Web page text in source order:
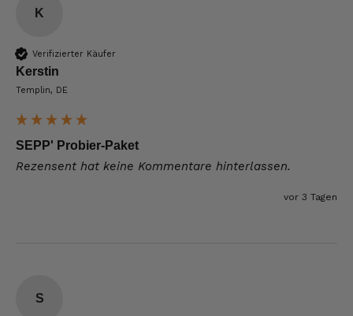
K
Verifizierter Käufer
Kerstin
Templin, DE
SEPP' Probier-Paket
Rezensent hat keine Kommentare hinterlassen.
vor 3 Tagen
S